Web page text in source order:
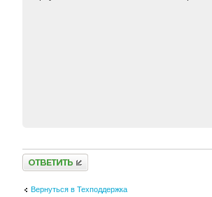
Ответить
Вернуться в Техподдержка